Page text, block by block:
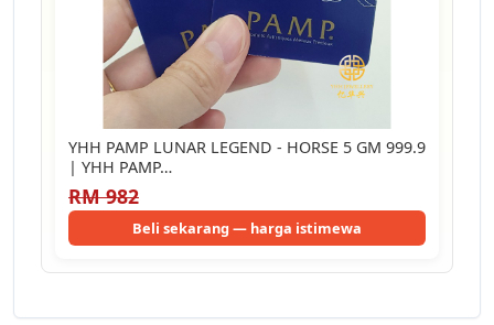
YHH PAMP LUNAR LEGEND - HORSE 5 GM 999.9
| YHH PAMP…
RM 982
Beli sekarang — harga istimewa